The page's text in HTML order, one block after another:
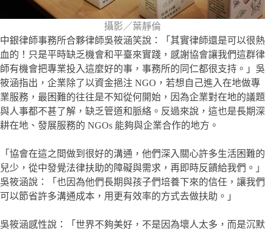
攝影／葉靜倫
中銀律師事務所合夥律師吳筱涵笑說：「其實律師還是可以很熱
血的！只是平時缺乏機會和平臺來實踐，感謝協會讓我們這群律
師有機會把專業投入這麼好的事，事務所的同仁都很支持。」吳
筱涵指出，企業除了以資金挹注 NGO，若想自己進入在地做專
業服務，最困難的往往是不知從何開始，因為企業對在地的議題
與人事都不甚了解，缺乏管道和脈絡。反過來說，這也是長期深
耕在地、發展服務的 NGOs 能夠與企業合作的地方。
「協會在這之間做到很好的溝通，他們深入關心許多生活困難的
兒少，從中發覺法律扶助的障礙與需求，再即時反饋給我們。」
吳筱涵說：「也因為他們長期與孩子們培養下來的信任，讓我們
可以節省許多溝通成本，用更有效率的方式去做扶助。」
吳筱涵感性說：「世界不夠美好，不是因為壞人太多，而是沉默